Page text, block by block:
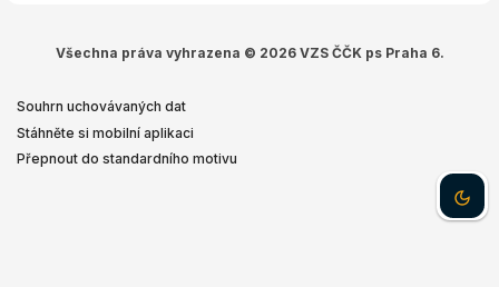
Dark
Všechna práva vyhrazena © 2026 VZS ČČK ps Praha 6.
Souhrn uchovávaných dat
Stáhněte si mobilní aplikaci
Přepnout do standardního motivu